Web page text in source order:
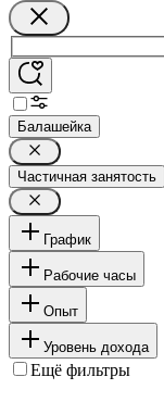
Балашейка
Частичная занятость
График
Рабочие часы
Опыт
Уровень дохода
Ещё фильтры